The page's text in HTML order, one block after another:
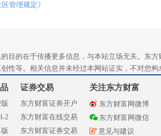
区管理规定》
目的在于传播更多信息，与本站立场无关。东
性等。相关信息并未经过本网站证实，不对您
2
证券交易
东方财富证券开户
东方财富在线交易
东方财富证券交易
关注东方财富
东方财富网微博
东方财富网微信
意见与建议